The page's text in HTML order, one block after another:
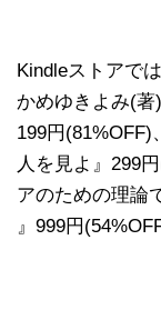
Kindleストアで
かめゆきよみ(著
199円
人を見よ』299
アのための理論
』999円